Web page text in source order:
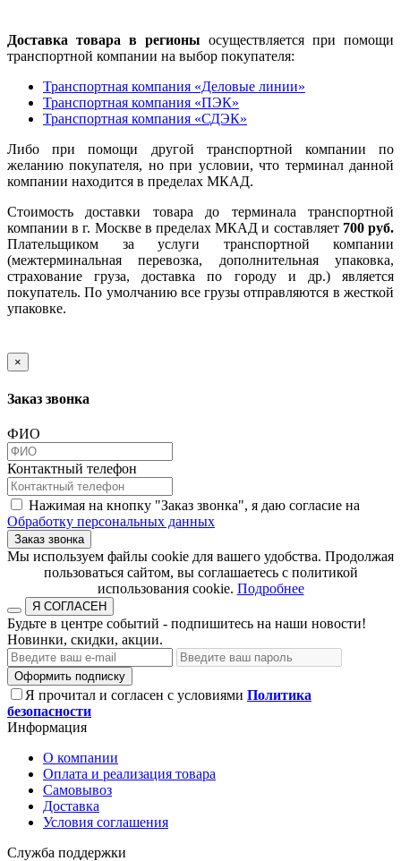
Доставка товара в регионы осуществляется при помощи
транспортной компании на выбор покупателя:
Транспортная компания «Деловые линии»
Транспортная компания «ПЭК»
Транспортная компания «СДЭК»
Либо при помощи другой транспортной компании по
желанию покупателя, но при условии, что терминал данной
компании находится в пределах МКАД.
Стоимость доставки товара до терминала транспортной
компании в г. Москве в пределах МКАД и составляет 700 руб.
Плательщиком за услуги транспортной компании
(межтерминальная перевозка, дополнительная упаковка,
страхование груза, доставка по городу и др.) является
покупатель. По умолчанию все грузы отправляются в жесткой
упаковке.
×
Заказ звонка
ФИО
Контактный телефон
Нажимая на кнопку "Заказ звонка", я даю согласие на
Обработку персональных данных
Заказ звонка
​​​​​​​Мы используем файлы cookie для вашего удобства. Продолжая
пользоваться сайтом, вы соглашаетесь с политикой
использования cookie.​​​​​​​ Подробнее
Я СОГЛАСЕН
Будьте в центре событий - подпишитесь на наши новости!
Новинки, скидки, акции.
Оформить подписку
Я прочитал и согласен с условиями Политика
безопасности
Информация
О компании
Оплата и реализация товара
Самовывоз
Доставка
Условия соглашения
Служба поддержки